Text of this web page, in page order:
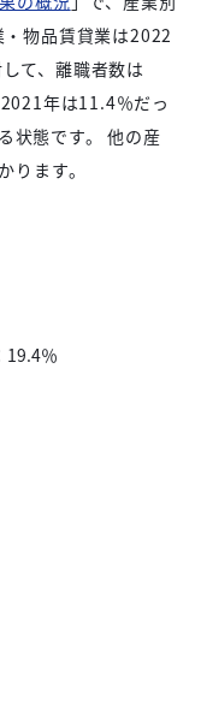
物品賃貸業は2022
て、離職者数は
年は11.4％だっ
状態です。 他の産
ります。
19.4％